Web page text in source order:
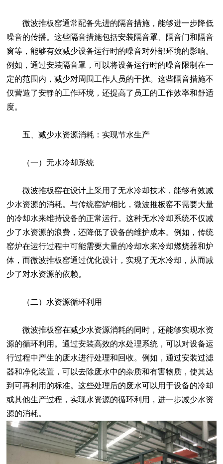
微波推板窑通常配备先进的隔音措施，能够进一步降低
噪音的传播。这些隔音措施包括安装隔音罩、隔音门和隔音
窗等，能够有效减少设备运行时的噪音对外部环境的影响。
例如，通过安装隔音罩，可以将设备运行时的噪音限制在一
定的范围内，减少对周围工作人员的干扰。这些隔音措施不
仅营造了安静的工作环境，还提高了员工的工作效率和舒适
度。
五、减少水资源消耗：实现节水生产
（一）无水冷却系统
微波推板窑在设计上采用了无水冷却技术，能够有效减
少水资源的消耗。与传统窑炉相比，微波推板窑不需要大量
的冷却水来维持设备的正常运行。这种无水冷却系统不仅减
少了水资源的浪费，还降低了设备的维护成本。例如，传统
窑炉在运行过程中可能需要大量的冷却水来冷却燃烧器和炉
体，而微波推板窑通过优化设计，实现了无水冷却，从而减
少了对水资源的依赖。
（二）水资源循环利用
微波推板窑在减少水资源消耗的同时，还能够实现水资
源的循环利用。通过安装高效的水处理系统，可以对设备运
行过程中产生的废水进行处理和回收。例如，通过安装过滤
器和净化装置，可以去除废水中的杂质和有害物质，使其达
到可再利用的标准。这些处理后的废水可以用于设备的冷却
或其他生产过程，实现水资源的循环利用，进一步减少水资
源的消耗。